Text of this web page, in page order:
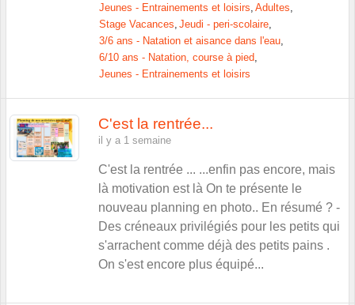
Jeunes - Entrainements et loisirs Adultes
Stage Vacances Jeudi - peri-scolaire
3/6 ans - Natation et aisance dans l'eau
6/10 ans - Natation, course à pied
Jeunes - Entrainements et loisirs
C'est la rentrée...
il y a 1 semaine
C'est la rentrée ... ...enfin pas encore, mais
là motivation est là On te présente le
nouveau planning en photo.. En résumé ? -
Des créneaux privilégiés pour les petits qui
s'arrachent comme déjà des petits pains .
On s'est encore plus équipé...